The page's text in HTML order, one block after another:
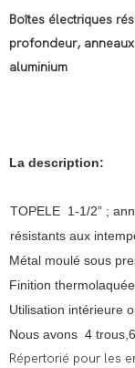
Boîtes électriques
profondeur,
aluminium
La description:
TOPELE 1-1/2” ;
résistants aux
Métal moulé sous
Finition thermolaquée
Utilisation intérieure
Nous avons 4
Répertorié pour les